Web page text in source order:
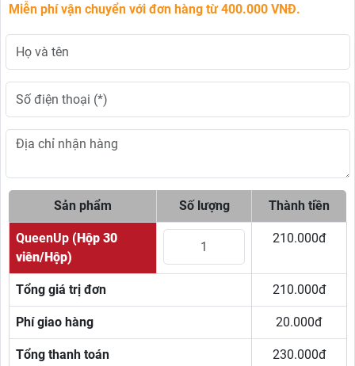
Miễn phí vận chuyển với đơn hàng từ 400.000 VNĐ.
Sản phẩm Số lượng Thành tiền
QueenUp (Hộp 30
viên/Hộp)
210.000đ
Tổng giá trị đơn 210.000đ
Phí giao hàng 20.000đ
Tổng thanh toán 230.000đ